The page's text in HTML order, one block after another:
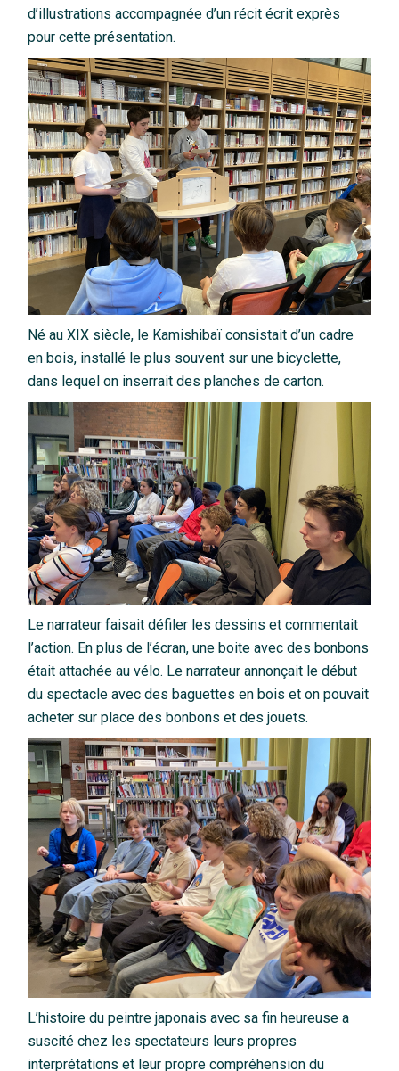
d’illustrations accompagnée d’un récit écrit exprès
pour cette présentation.
Né au XIX siècle, le Kamishibaï consistait d’un cadre
en bois, installé le plus souvent sur une bicyclette,
dans lequel on inserrait des planches de carton.
Le narrateur faisait défiler les dessins et commentait
l’action. En plus de l’écran, une boite avec des bonbons
était attachée au vélo. Le narrateur annonçait le début
du spectacle avec des baguettes en bois et on pouvait
acheter sur place des bonbons et des jouets.
L’histoire du peintre japonais avec sa fin heureuse a
suscité chez les spectateurs leurs propres
interprétations et leur propre compréhension du